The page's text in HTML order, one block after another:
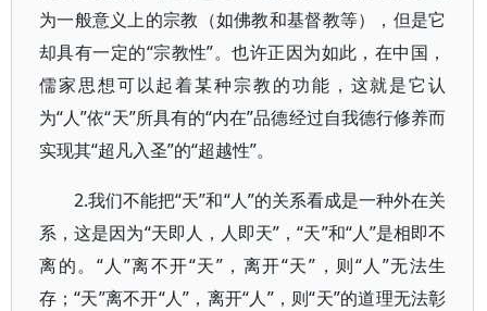
为一般意义上的宗教（如佛教和基督教等），但是它
却具有一定的“宗教性”。也许正因为如此，在中国，
儒家思想可以起着某种宗教的功能，这就是它认
为“人”依“天”所具有的“内在”品德经过自我德行修养而
实现其“超凡入圣”的“超越性”。
2.我们不能把“天”和“人”的关系看成是一种外在关
系，这是因为“天即人，人即天”，“天”和“人”是相即不
离的。“人”离不开“天”，离开“天”，则“人”无法生
存；“天”离不开“人”，离开“人”，则“天”的道理无法彰